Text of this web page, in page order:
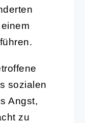
sozialen
Angst,
zu